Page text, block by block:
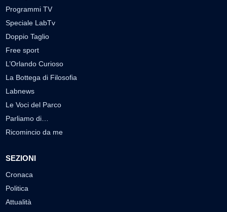
Programmi TV
Speciale LabTv
Doppio Taglio
Free sport
L’Orlando Curioso
La Bottega di Filosofia
Labnews
Le Voci del Parco
Parliamo di…
Ricomincio da me
SEZIONI
Cronaca
Politica
Attualità